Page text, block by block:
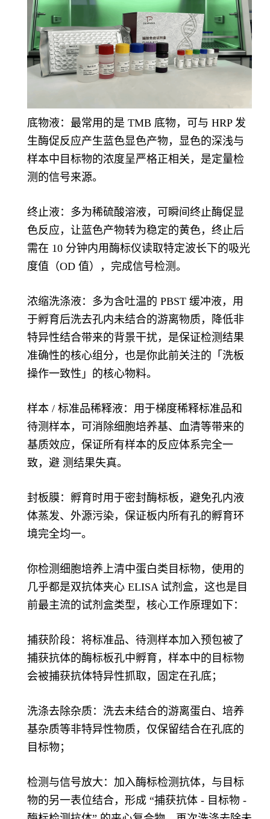
底物液：最常用的是 TMB 底物，可与 HRP 发
生酶促反应产生蓝色显色产物，显色的深浅与
样本中目标物的浓度呈严格正相关，是定量检
测的信号来源。
终止液：多为稀硫酸溶液，可瞬间终止酶促显
色反应，让蓝色产物转为稳定的黄色，终止后
需在 10 分钟内用酶标仪读取特定波长下的吸光
度值（OD 值），完成信号检测。
浓缩洗涤液：多为含吐温的 PBST 缓冲液，用
于孵育后洗去孔内未结合的游离物质，降低非
特异性结合带来的背景干扰，是保证检测结果
准确性的核心组分，也是你此前关注的「洗板
操作一致性」的核心物料。
样本 / 标准品稀释液：用于梯度稀释标准品和
待测样本，可消除细胞培养基、血清等带来的
基质效应，保证所有样本的反应体系完全一
致，避 测结果失真。
封板膜：孵育时用于密封酶标板，避免孔内液
体蒸发、外源污染，保证板内所有孔的孵育环
境完全均一。
你检测细胞培养上清中蛋白类目标物，使用的
几乎都是双抗体夹心 ELISA 试剂盒，这也是目
前最主流的试剂盒类型，核心工作原理如下：
捕获阶段：将标准品、待测样本加入预包被了
捕获抗体的酶标板孔中孵育，样本中的目标物
会被捕获抗体特异性抓取，固定在孔底；
洗涤去除杂质：洗去未结合的游离蛋白、培养
基杂质等非特异性物质，仅保留结合在孔底的
目标物；
检测与信号放大：加入酶标检测抗体，与目标
物的另一表位结合，形成 “捕获抗体 - 目标物 -